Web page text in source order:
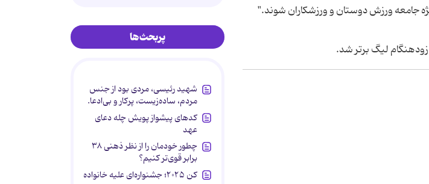
جامعه ورزش دوستان و ورزشکاران شوند."
پربحث‌ها
شهید رئیسی، مردی بود از جنس
مردم، ساده‌زیست، پرکار و بی‌ادعا.
کدهای پیشواز پویش چله دعای
عهد
چطور خودمان را از نظر ذهنی ۳۸
برابر قوی‌تر کنیم؟
کن ۲۰۲۵؛ جشنواره‌ای علیه خانواده